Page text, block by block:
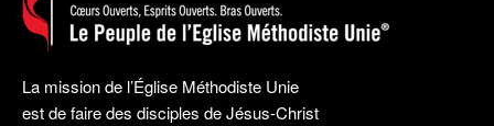
La mission de l’Église Méthodiste Unie
est de faire des disciples de Jésus-Christ